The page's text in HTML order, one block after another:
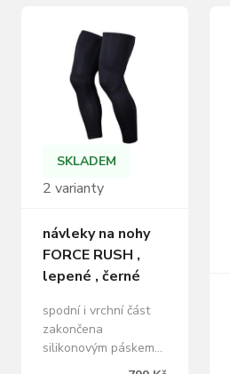
usazení během
výkonu. Ergonomicky
tvarované zvlášť pro
levou a pravou
nohu.Velikosti: S - XL
Barva: černá, stříbrná
Složení: 95%
Polyester, 5%
Materiál 90%
SKLADEM
2 varianty
návleky na nohy
FORCE RUSH ,
lepené , černé
spodní i vrchní část
zakončena
silikonovým páskem